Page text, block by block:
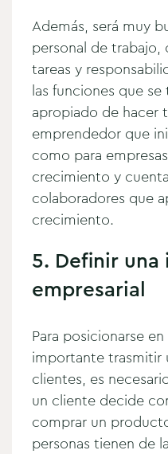
Además, será muy
personal de trabajo,
tareas y
las funciones que
apropiado de hacer
emprendedor que
como para
crecimiento y
colaboradores que
crecimiento.
5. Definir una
empresarial
Para posicionarse
importante trasmitir
clientes, es
un cliente decide
comprar un
personas tienen de